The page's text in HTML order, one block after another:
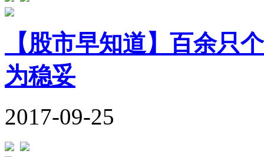
【股市早知道】百余只
为稳妥
2017-09-25